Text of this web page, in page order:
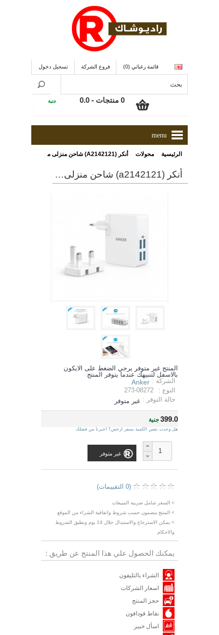
قائمة رغباتي (0) فروع الشركة تسجيل دخول
0 منتجات - 0.0 جنية
menu
الرئيسية محولات » أنكر (A2142121) شاحن منزلى مزود بعدد 4 منافذ يو إس بى, ذو لون أبيض
أنكر (a2142121) شاحن منزلى مزود بعدد 4 منافذ يو إس بى, ذو لون أبيض
المنتج غير متوفر يرجي الضغط على الايكون
بالاسفل لتنبيهك عندما يتوفر المنتج
الشركة : Anker
النوع :
273-08272
حالة التوفر : غير متوفر
399.0جنية
هل وجدت نفس الكمية بسعر ارخص؟ اخبرنا من فضلك
غير متوفر
(0 التقييمات)
> السعر شامل ضريبة المبيعات
> المنتج مضمون حسب شروط واتفاقية الشراء من الموقع
> يمكن الاسترجاع والاستبدال خلال 14 يوم وتطبق الشروط
والاحكام
يمكنك الحصول علي هذا المنتج عن طريق :
الشراء بالتليفون
اسعار الشركات
حجز المنتج
نقاط فودافون
اسأل خبير